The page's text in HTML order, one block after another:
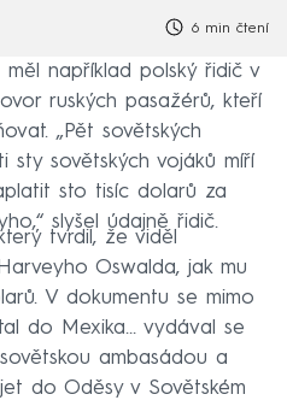
6 min čtení
například polský řidič v
ruských pasažérů, kteří
„Pět sovětských
sovětských vojáků míří
sto tisíc dolarů za
slyšel údajně řidič.
tvrdil, že viděl
Oswalda, jak mu
V dokumentu se mimo
do Mexika… vydával se
ambasádou a
do Oděsy v Sovětském